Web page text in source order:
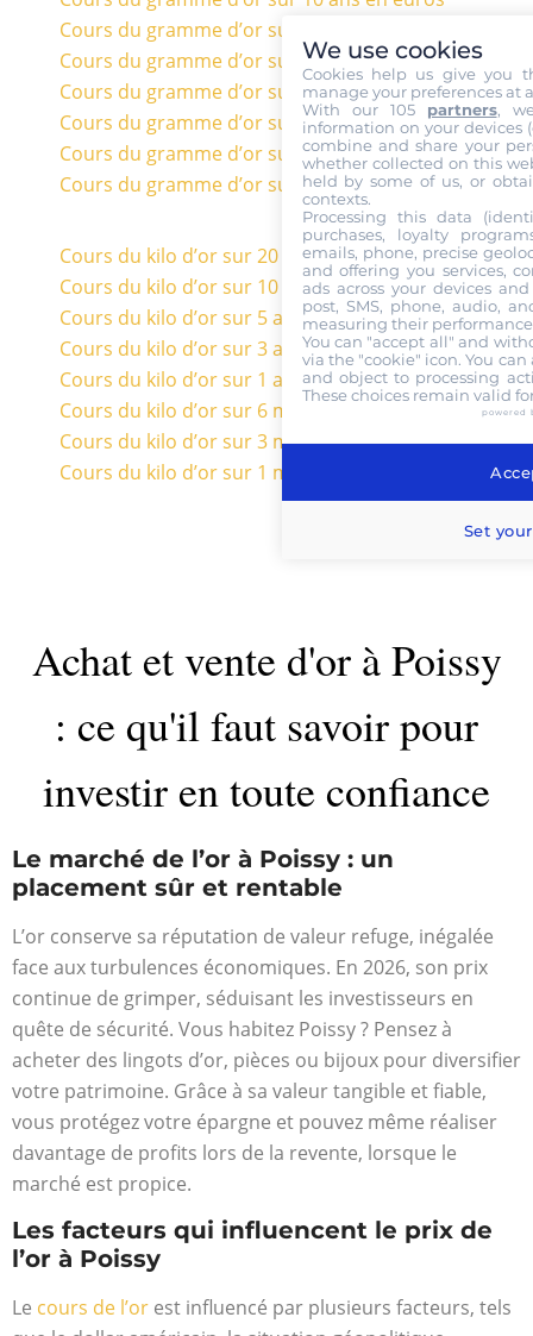
Cours du gramme d’or sur 5 ans en euros
Cours du gramme d’or sur 3 ans en euros
Cours du gramme d’or sur 1 an en euros
Cours du gramme d’or sur 6 mois en euros
Cours du gramme d’or sur 3 mois en euros
Cours du gramme d’or sur 1 mois en euros
Cours du kilo d’or sur 20 ans en euros
Cours du kilo d’or sur 10 ans en euros
Cours du kilo d’or sur 5 ans en euros
Cours du kilo d’or sur 3 ans en euros
Cours du kilo d’or sur 1 an en euros
Cours du kilo d’or sur 6 mois en euros
Cours du kilo d’or sur 3 mois en euros
Cours du kilo d’or sur 1 mois en euros
Achat et vente d'or à Poissy
: ce qu'il faut savoir pour
investir en toute confiance
Le marché de l’or à Poissy : un
placement sûr et rentable
L’or conserve sa réputation de valeur refuge, inégalée
face aux turbulences économiques. En 2026, son prix
continue de grimper, séduisant les investisseurs en
quête de sécurité. Vous habitez Poissy ? Pensez à
acheter des lingots d’or, pièces ou bijoux pour diversifier
votre patrimoine. Grâce à sa valeur tangible et fiable,
vous protégez votre épargne et pouvez même réaliser
davantage de profits lors de la revente, lorsque le
marché est propice.
Les facteurs qui influencent le prix de
l’or à Poissy
Le cours de l’or est influencé par plusieurs facteurs, tels
We use cookies
Cookies help us give you
manage your preferences at
With our 105 partners,
information on your devices
combine and share your
whether collected on this
held by some of us, or
contexts.
Processing this data
purchases, loyalty
emails, phone, precise
and offering you services,
ads across your devices
post, SMS, phone, audio,
measuring their
You can "accept all" and
via the "cookie" icon. You
and object to processing
These choices remain valid
powered
Set